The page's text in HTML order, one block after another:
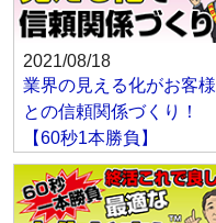
2021/08/18
業界の見える化がお客様
との信頼関係づくり！
【60秒1本勝負】